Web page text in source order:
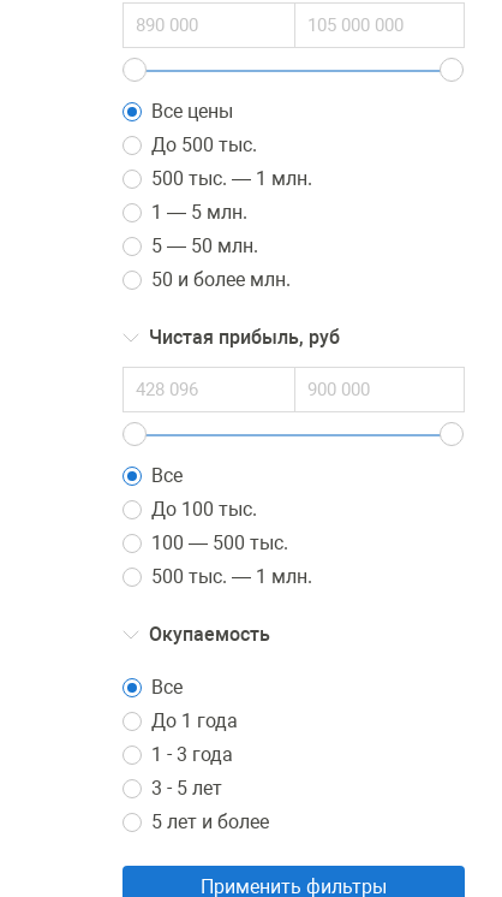
Все цены
До 500 тыс.
500 тыс. — 1 млн.
1 — 5 млн.
5 — 50 млн.
50 и более млн.
Чистая прибыль, руб
Все
До 100 тыс.
100 — 500 тыс.
500 тыс. — 1 млн.
Окупаемость
Все
До 1 года
1 - 3 года
3 - 5 лет
5 лет и более
Применить фильтры